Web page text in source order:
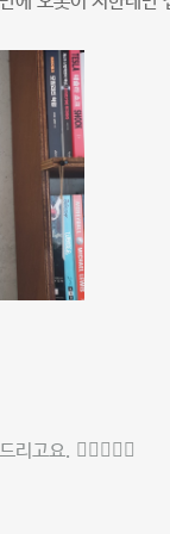
고요. 👍🏻🙏🏻🧡